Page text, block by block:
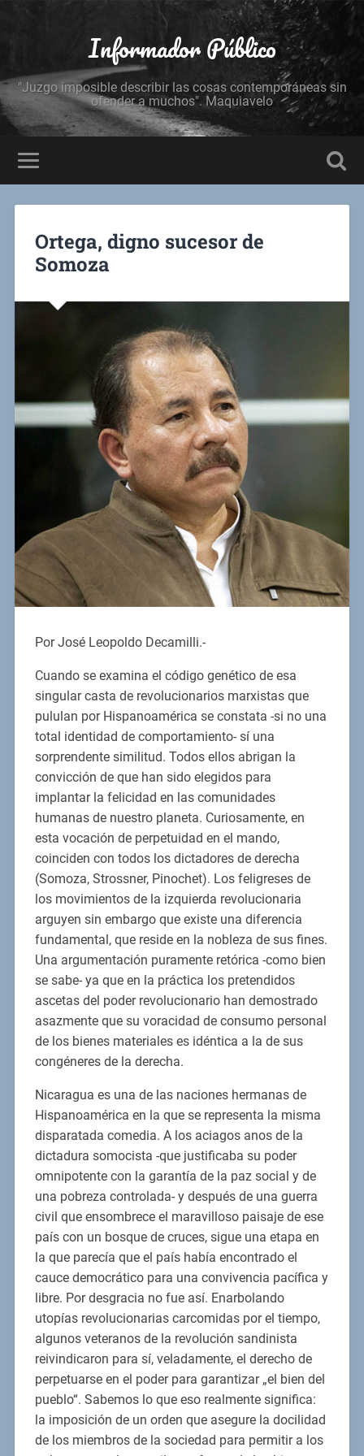
Informador Público
"Juzgo imposible describir las cosas contemporáneas sin
ofender a muchos". Maquiavelo
Ortega, digno sucesor de
Somoza
Por José Leopoldo Decamilli.-
Cuando se examina el código genético de esa
singular casta de revolucionarios marxistas que
pululan por Hispanoamérica se constata -si no una
total identidad de comportamiento- sí una
sorprendente similitud. Todos ellos abrigan la
convicción de que han sido elegidos para
implantar la felicidad en las comunidades
humanas de nuestro planeta. Curiosamente, en
esta vocación de perpetuidad en el mando,
coinciden con todos los dictadores de derecha
(Somoza, Strossner, Pinochet). Los feligreses de
los movimientos de la izquierda revolucionaria
arguyen sin embargo que existe una diferencia
fundamental, que reside en la nobleza de sus fines.
Una argumentación puramente retórica -como bien
se sabe- ya que en la práctica los pretendidos
ascetas del poder revolucionario han demostrado
asazmente que su voracidad de consumo personal
de los bienes materiales es idéntica a la de sus
congéneres de la derecha.
Nicaragua es una de las naciones hermanas de
Hispanoamérica en la que se representa la misma
disparatada comedia. A los aciagos anos de la
dictadura somocista -que justificaba su poder
omnipotente con la garantía de la paz social y de
una pobreza controlada- y después de una guerra
civil que ensombrece el maravilloso paisaje de ese
país con un bosque de cruces, sigue una etapa en
la que parecía que el país había encontrado el
cauce democrático para una convivencia pacífica y
libre. Por desgracia no fue así. Enarbolando
utopías revolucionarias carcomidas por el tiempo,
algunos veteranos de la revolución sandinista
reivindicaron para sí, veladamente, el derecho de
perpetuarse en el poder para garantizar „el bien del
pueblo“. Sabemos lo que eso realmente significa:
la imposición de un orden que asegure la docilidad
de los miembros de la sociedad para permitir a los